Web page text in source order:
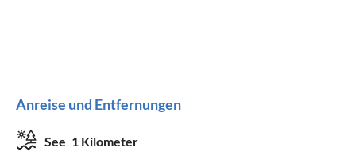
Anreise und Entfernungen
See 1 Kilometer